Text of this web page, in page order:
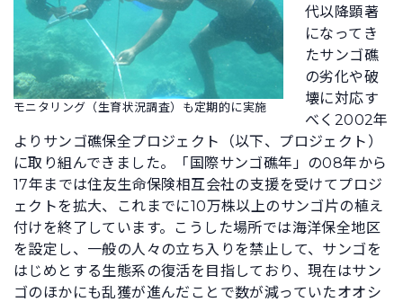
モニタリング（生育状況調査）も定期的に実施
代以降顕著
になってき
たサンゴ礁
の劣化や破
壊に対応す
べく2002年
よりサンゴ礁保全プロジェクト（以下、プロジェクト）
に取り組んできました。「国際サンゴ礁年」の08年から
17年までは住友生命保険相互会社の支援を受けてプロジ
ェクトを拡大、これまでに10万株以上のサンゴ片の植え
付けを終了しています。こうした場所では海洋保全地区
を設定し、一般の人々の立ち入りを禁止して、サンゴを
はじめとする生態系の復活を目指しており、現在はサン
ゴのほかにも乱獲が進んだことで数が減っていたオオシ